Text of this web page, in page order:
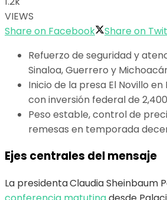
VIEWS
Share on Facebook
Share on
Refuerzo de seguridad y
Sinaloa, Guerrero y
Inicio de la presa El Novillo en
con inversión federal de
Peso estable, control de
remesas en temporada
Ejes centrales del mensaje
La presidentaClaudia Sheinbaum